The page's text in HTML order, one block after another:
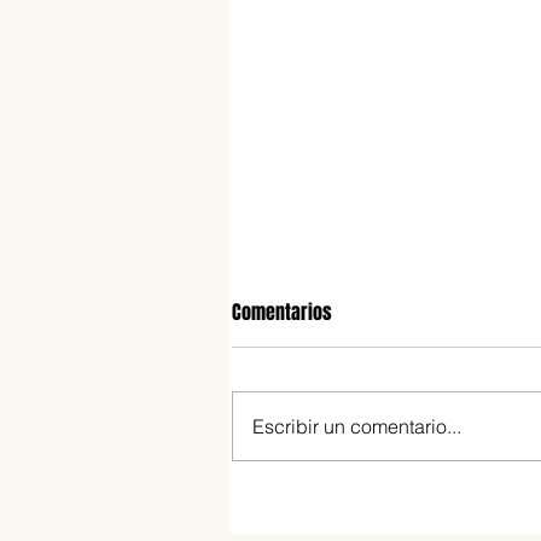
Comentarios
Escribir un comentario...